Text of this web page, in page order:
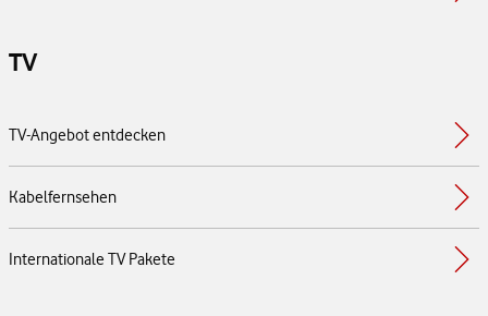
TV
TV-Angebot entdecken
Kabelfernsehen
Internationale TV Pakete